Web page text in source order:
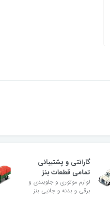
گارانتی و پشتیبانی
تمامی قطعات بنز
لوازم موتوری و جلوبندی و
برقی و بدنه و جانبی بنز